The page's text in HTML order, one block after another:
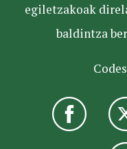
egiletzakoak
baldintza